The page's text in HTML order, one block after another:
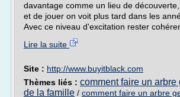
davantage comme un lieu de
et de jouer on voit plus tard dans les
Avec ce niveau d'excitation rester
Lire la suite
Site : http://www.buyitblack.com
Thèmes liés : comment faire un
de la famille / comment faire un arbre